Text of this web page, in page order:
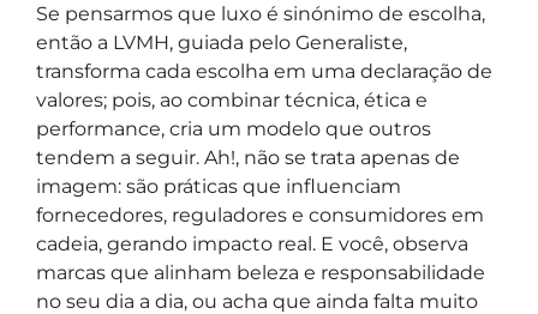
Se pensarmos que luxo é sinónimo de escolha,
então a LVMH, guiada pelo Generaliste,
transforma cada escolha em uma declaração de
valores; pois, ao combinar técnica, ética e
performance, cria um modelo que outros
tendem a seguir. Ah!, não se trata apenas de
imagem: são práticas que influenciam
fornecedores, reguladores e consumidores em
cadeia, gerando impacto real. E você, observa
marcas que alinham beleza e responsabilidade
no seu dia a dia, ou acha que ainda falta muito